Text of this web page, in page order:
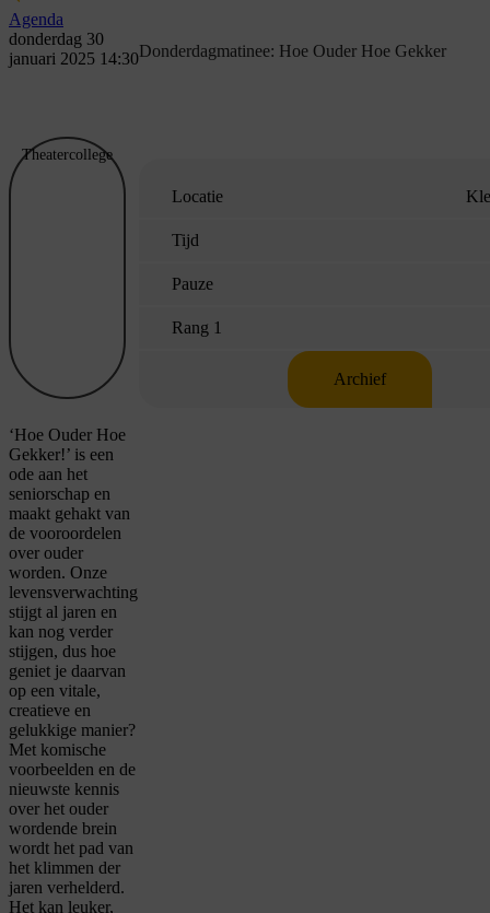
Agenda
donderdag 30
januari 2025 14:30Donderdagmatinee: Hoe Ouder Hoe Gekker
Theatercollege
Locatie
Tijd
Pauze
Rang 1
Archief
‘Hoe Ouder Hoe
Gekker!’ is een
ode aan het
seniorschap en
maakt gehakt van
de vooroordelen
over ouder
worden. Onze
levensverwachting
stijgt al jaren en
kan nog verder
stijgen, dus hoe
geniet je daarvan
op een vitale,
creatieve en
gelukkige manier?
Met komische
voorbeelden en de
nieuwste kennis
over het ouder
wordende brein
wordt het pad van
het klimmen der
jaren verhelderd.
Het kan leuker,